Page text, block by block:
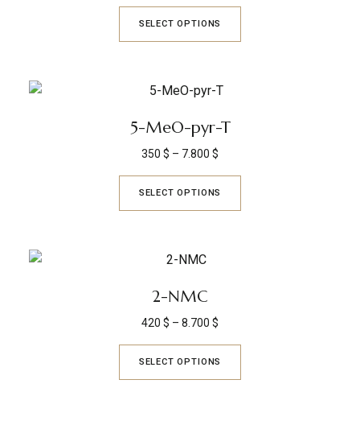
SELECT OPTIONS
5-MeO-pyr-T
350 $ – 7.800 $
SELECT OPTIONS
2-NMC
420 $ – 8.700 $
SELECT OPTIONS